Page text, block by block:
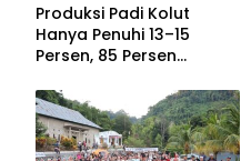
Produksi Padi Kolut
Hanya Penuhi 13–15
Persen, 85 Persen
Daerah Tetangga